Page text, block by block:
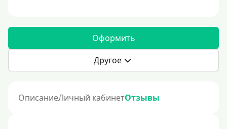
Оформить
Другое
ОписаниеЛичный кабинетОтзывы